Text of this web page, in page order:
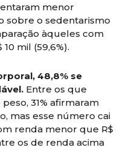
menor
sobre o sedentarismo
àqueles com
mil (59,6%).
48,8% se
Entre os que
31% afirmaram
mas esse número cai
renda menor que R$
os de renda acima